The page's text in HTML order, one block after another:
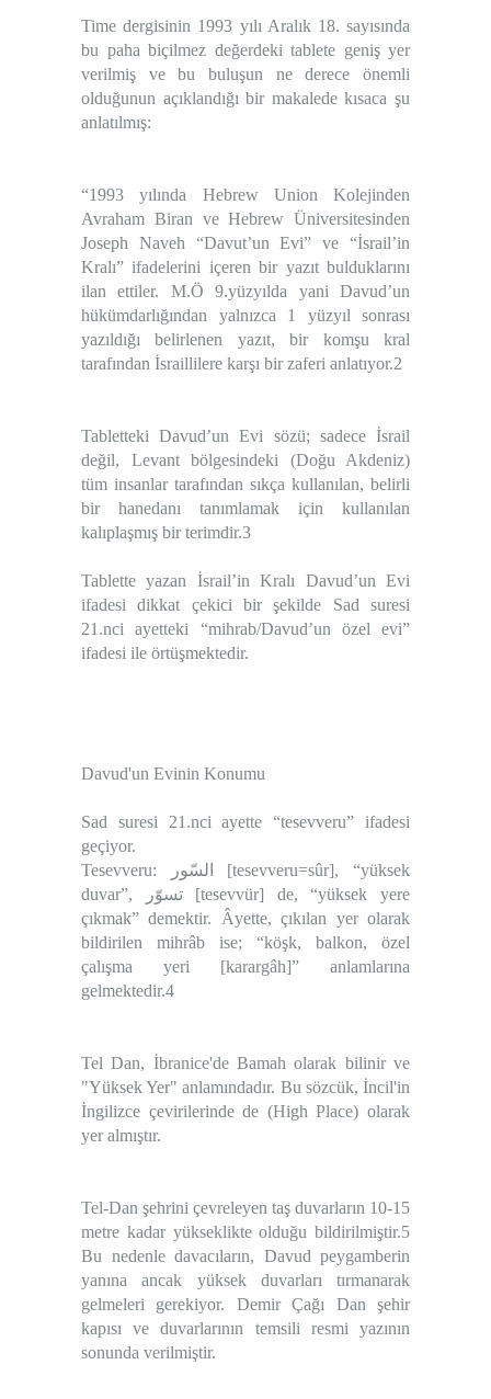
Time dergisinin 1993 yılı Aralık 18. sayısında
bu paha biçilmez değerdeki tablete geniş yer
verilmiş ve bu buluşun ne derece önemli
olduğunun açıklandığı bir makalede kısaca şu
anlatılmış:
“1993 yılında Hebrew Union Kolejinden
Avraham Biran ve Hebrew Üniversitesinden
Joseph Naveh “Davut’un Evi” ve “İsrail’in
Kralı” ifadelerini içeren bir yazıt bulduklarını
ilan ettiler. M.Ö 9.yüzyılda yani Davud’un
hükümdarlığından yalnızca 1 yüzyıl sonrası
yazıldığı belirlenen yazıt, bir komşu kral
tarafından İsraillilere karşı bir zaferi anlatıyor.2
Tabletteki Davud’un Evi sözü; sadece İsrail
değil, Levant bölgesindeki (Doğu Akdeniz)
tüm insanlar tarafından sıkça kullanılan, belirli
bir hanedanı tanımlamak için kullanılan
kalıplaşmış bir terimdir.3
Tablette yazan İsrail’in Kralı Davud’un Evi
ifadesi dikkat çekici bir şekilde Sad suresi
21.nci ayetteki “mihrab/Davud’un özel evi”
ifadesi ile örtüşmektedir.
Davud'un Evinin Konumu
Sad suresi 21.nci ayette “tesevveru” ifadesi
geçiyor.
Tesevveru: السّور [tesevveru=sûr], “yüksek
duvar
”, تسوّر [tesevvür] de, “yüksek yere
çıkmak” demektir. Âyette, çıkılan yer olarak
bildirilen mihrâb ise; “köşk, balkon, özel
çalışma yeri [karargâh]” anlamlarına
gelmektedir.4
Tel Dan, İbranice'de Bamah olarak bilinir ve
"Yüksek Yer" anlamındadır. Bu sözcük, İncil'in
İngilizce çevirilerinde de (High Place) olarak
yer almıştır.
Tel-Dan şehrini çevreleyen taş duvarların 10-15
metre kadar yükseklikte olduğu bildirilmiştir.5
Bu nedenle davacıların, Davud peygamberin
yanına ancak yüksek duvarları tırmanarak
gelmeleri gerekiyor. Demir Çağı Dan şehir
kapısı ve duvarlarının temsili resmi yazının
sonunda verilmiştir.